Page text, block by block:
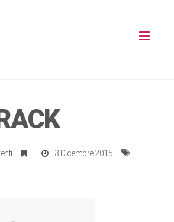
3 Dicembre 2015